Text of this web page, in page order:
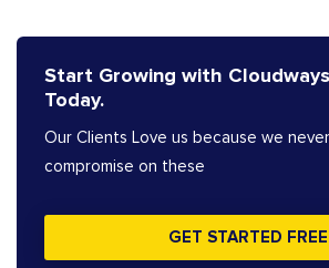
Start Growing with Cloudways
Today.
Our Clients Love us because we never
compromise on these
GET STARTED FREE